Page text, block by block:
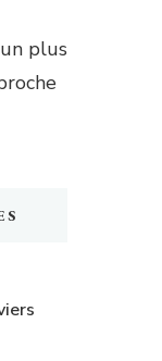
plus